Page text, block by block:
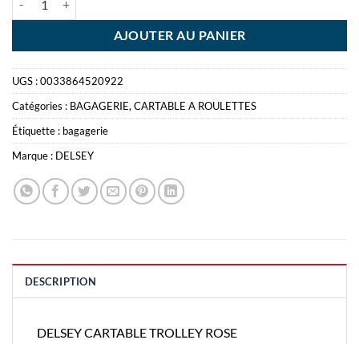
AJOUTER AU PANIER
UGS :0033864520922
Catégories : BAGAGERIE, CARTABLE A ROULETTES
Étiquette : bagagerie
Marque : DELSEY
DESCRIPTION
DELSEY CARTABLE TROLLEY ROSE